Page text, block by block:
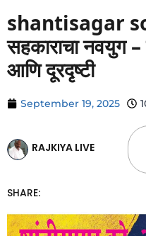
shantisagar
सहकाराचा नवयुग
आणि दूरदृष्टी
September 19, 2025
RAJKIYA LIVE
SHARE: